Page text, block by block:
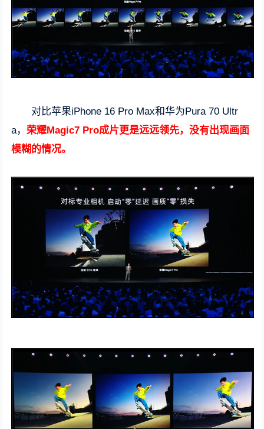
对比苹果iPhone 16 Pro Max和华为Pura 70 Ultr
a，荣耀Magic7 Pro成片更是远远领先，没有出现画面
模糊的情况。